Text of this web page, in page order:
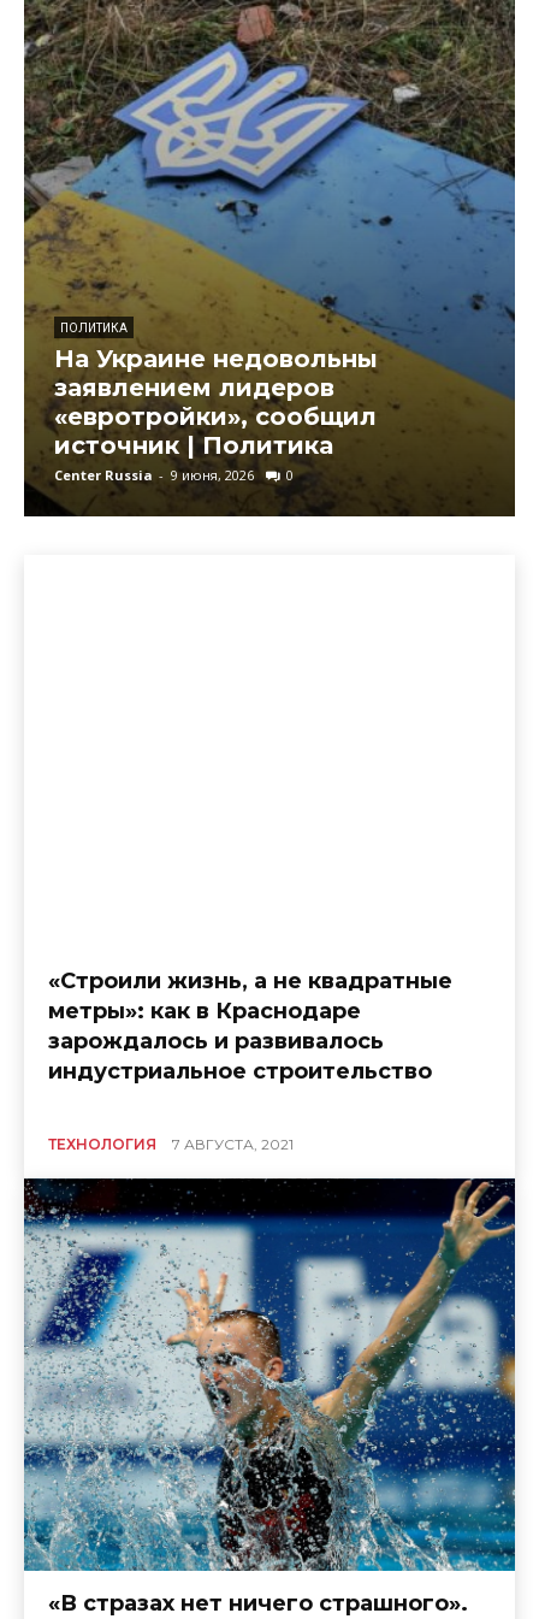
ПОЛИТИКА
На Украине недовольны
заявлением лидеров
«евротройки», сообщил
источник | Политика
Center Russia - 9 июня, 2026 0
«Строили жизнь, а не квадратные
метры»: как в Краснодаре
зарождалось и развивалось
индустриальное строительство
ТЕХНОЛОГИЯ 7 АВГУСТА, 2021
«В стразах нет ничего страшного».